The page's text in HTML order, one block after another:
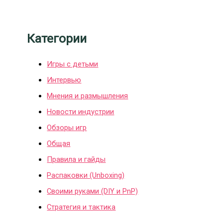
Категории
Игры с детьми
Интервью
Мнения и размышления
Новости индустрии
Обзоры игр
Общая
Правила и гайды
Распаковки (Unboxing)
Своими руками (DIY и PnP)
Стратегия и тактика